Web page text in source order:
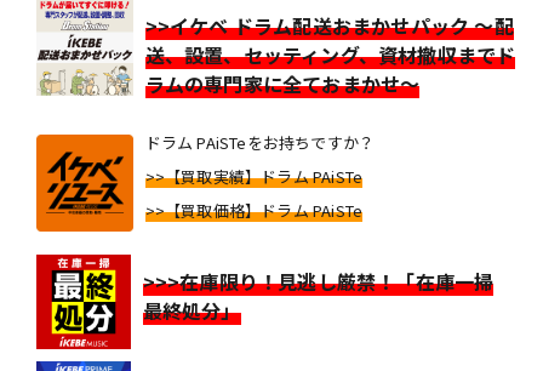
>>イケベ ドラム配送おまかせパック ～配
送、設置、セッティング、資材撤収までド
ラムの専門家に全ておまかせ～
ドラム PAiSTeをお持ちですか？
>>【買取実績】ドラム PAiSTe
>>【買取価格】ドラム PAiSTe
>>>在庫限り！見逃し厳禁！「在庫一掃
最終処分」